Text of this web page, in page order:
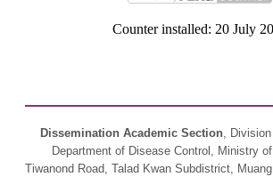
Counter installed: 20 July
Dissemination Academic Section, Division
Department of Disease Control, Ministry
Tiwanond Road, Talad Kwan Subdistrict,